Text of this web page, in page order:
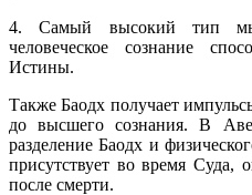
4. Самый высокий тип
человеческое сознание
Истины.
Также Баодх получает
до высшего сознания. В
разделение Баодх и
присутствует во время Суда,
после смерти.